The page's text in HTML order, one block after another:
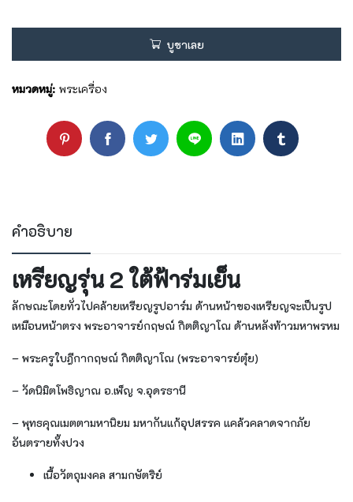
บูชาเลย
หมวดหมู่: พระเครื่อง
คำอธิบาย
เหรียญรุ่น 2 ใต้ฟ้าร่มเย็น
ลักษณะโดยทั่วไปคล้ายเหรียญรูปอาร์ม ด้านหน้าของเหรียญจะเป็นรูป
เหมือนหน้าตรง พระอาจารย์กฤษณ์ กิตติญาโณ ด้านหลังท้าวมหาพรหม
– พระครูใบฎีกากฤษณ์ กิตติญาโณ (พระอาจารย์ตุ๋ย)
– วัดนิมิตโพธิญาณ อ.เพ็ญ จ.อุดรธานี
– พุทธคุณเมตตามหานิยม มหากันแก้อุปสรรค แคล้วคลาดจากภัย
อันตรายทั้งปวง
เนื้อวัตถุมงคล สามกษัตริย์